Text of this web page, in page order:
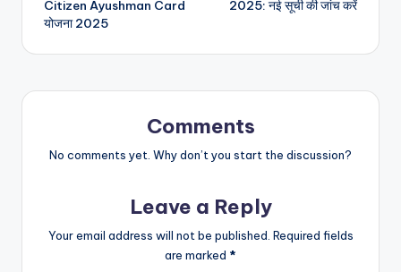
Citizen Ayushman Card
योजना 2025
2025: नई सूची की जांच करें
Comments
No comments yet. Why don’t you start the discussion?
Leave a Reply
Your email address will not be published. Required fields
are marked *